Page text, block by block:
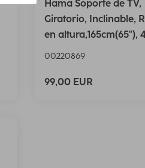
Hama Soporte de TV,
Giratorio, Inclinable,
en altura,165cm(65"),
00220869
99,00 EUR